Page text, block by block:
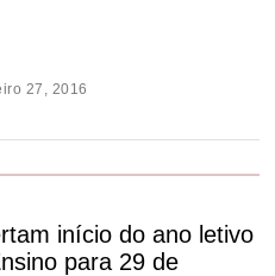
27, 2016
início do ano letivo
para 29 de